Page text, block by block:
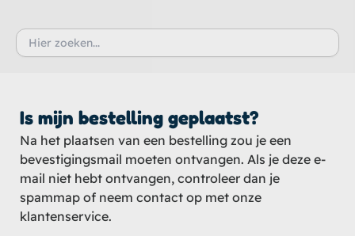
Zoek
naar:
Is mijn bestelling geplaatst?
Na het plaatsen van een bestelling zou je een
bevestigingsmail moeten ontvangen. Als je deze e-
mail niet hebt ontvangen, controleer dan je
spammap of neem contact op met onze
klantenservice.